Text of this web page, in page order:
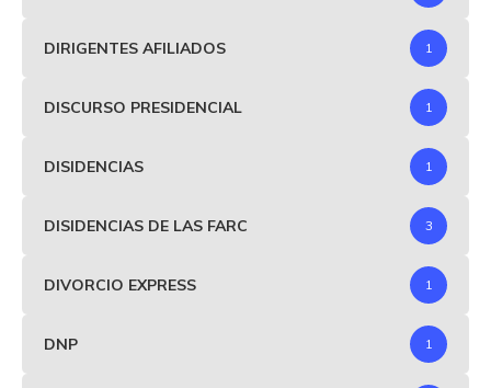
DIRIGENTES AFILIADOS 1
DISCURSO PRESIDENCIAL 1
DISIDENCIAS 1
DISIDENCIAS DE LAS FARC 3
DIVORCIO EXPRESS 1
DNP 1